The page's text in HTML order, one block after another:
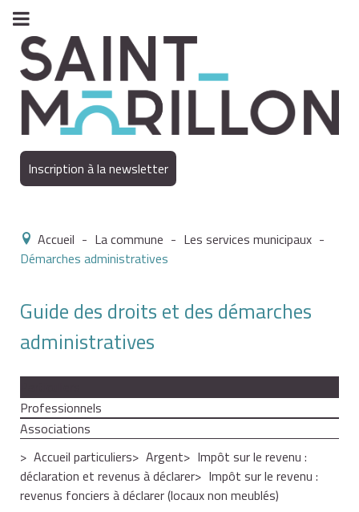
Inscription à la newsletter
Accueil - La commune - Les services municipaux -
Démarches administratives
Guide des droits et des démarches
administratives
Professionnels
Associations
Accueil particuliers
Argent
Impôt sur le revenu :
déclaration et revenus à déclarer
Impôt sur le revenu :
revenus fonciers à déclarer (locaux non meublés)